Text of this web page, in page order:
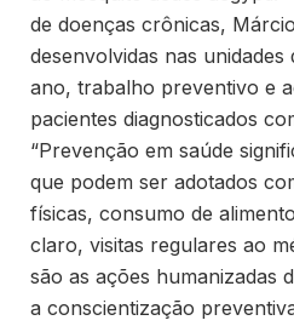
de doenças crônicas,
desenvolvidas nas
ano, trabalho preventivo e
pacientes diagnosticados
“Prevenção em saúde
que podem ser adotados
físicas, consumo de
claro, visitas regulares ao
são as ações humanizadas
a conscientização